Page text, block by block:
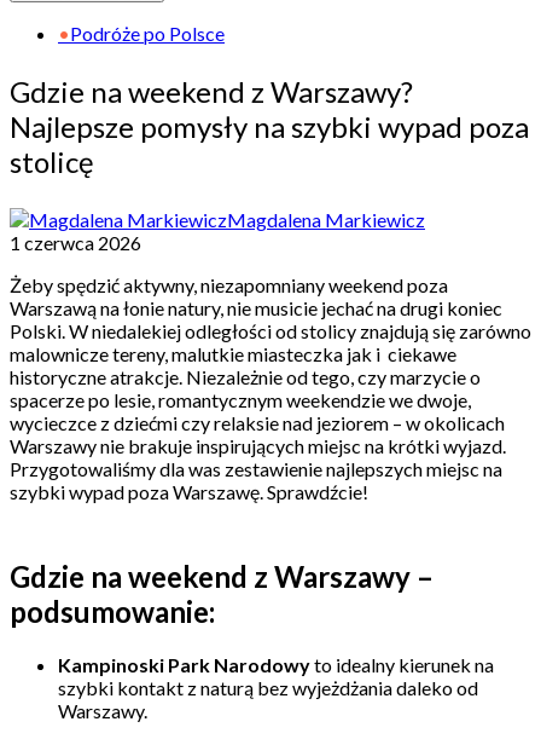
•Podróże po Polsce
Gdzie na weekend z Warszawy?
Najlepsze pomysły na szybki wypad poza
stolicę
Magdalena Markiewicz
1 czerwca 2026
Żeby spędzić aktywny, niezapomniany weekend poza
Warszawą na łonie natury, nie musicie jechać na drugi koniec
Polski. W niedalekiej odległości od stolicy znajdują się zarówno
malownicze tereny, malutkie miasteczka jak i ciekawe
historyczne atrakcje. Niezależnie od tego, czy marzycie o
spacerze po lesie, romantycznym weekendzie we dwoje,
wycieczce z dziećmi czy relaksie nad jeziorem – w okolicach
Warszawy nie brakuje inspirujących miejsc na krótki wyjazd.
Przygotowaliśmy dla was zestawienie najlepszych miejsc na
szybki wypad poza Warszawę. Sprawdźcie!
Gdzie na weekend z Warszawy –
podsumowanie:
Kampinoski Park Narodowyto idealny kierunek na
szybki kontakt z naturą bez wyjeżdżania daleko od
Warszawy.